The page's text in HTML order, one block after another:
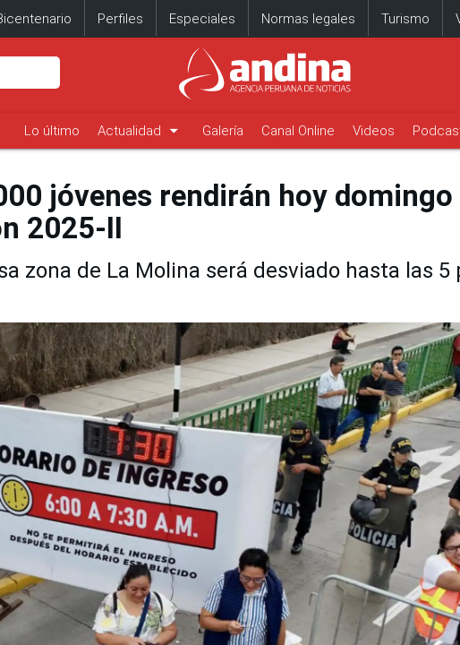
Perfiles Especiales Normas legales Turismo
Lo último Actualidad arrow_drop_down Galería Canal Online Videos
jóvenes rendirán hoy domingo
2025-II
zona de La Molina será desviado hasta las 5